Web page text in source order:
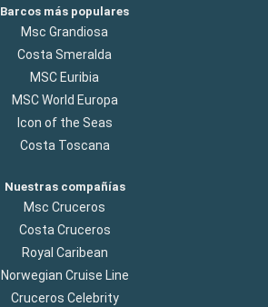
Barcos más populares
Msc Grandiosa
Costa Smeralda
MSC Euribia
MSC World Europa
Icon of the Seas
Costa Toscana
Nuestras compañías
Msc Cruceros
Costa Cruceros
Royal Caribean
Norwegian Cruise Line
Cruceros Celebrity